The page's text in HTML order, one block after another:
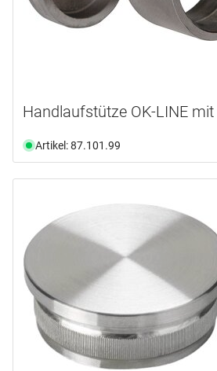
Handlaufstütze OK-LINE
Artikel: 87.101.99